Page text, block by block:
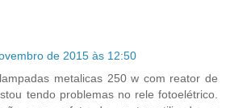
de 2015 às 12:50
metalicas 250 w com reator de
tendo problemas no rele fotoelétrico.